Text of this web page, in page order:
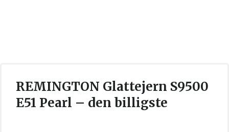
REMINGTON Glattejern S9500
E51 Pearl – den billigste